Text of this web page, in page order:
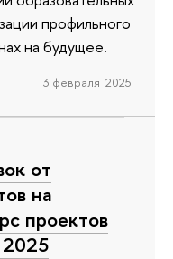
профильного
на будущее.
3 февраля 2025
от
на
проектов